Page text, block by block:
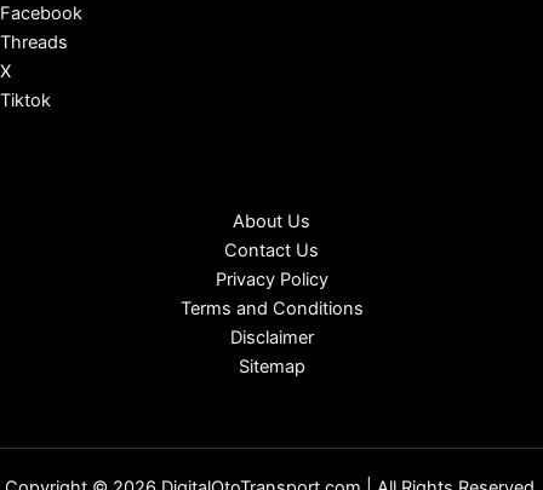
Facebook
Threads
X
Tiktok
About Us
Contact Us
Privacy Policy
Terms and Conditions
Disclaimer
Sitemap